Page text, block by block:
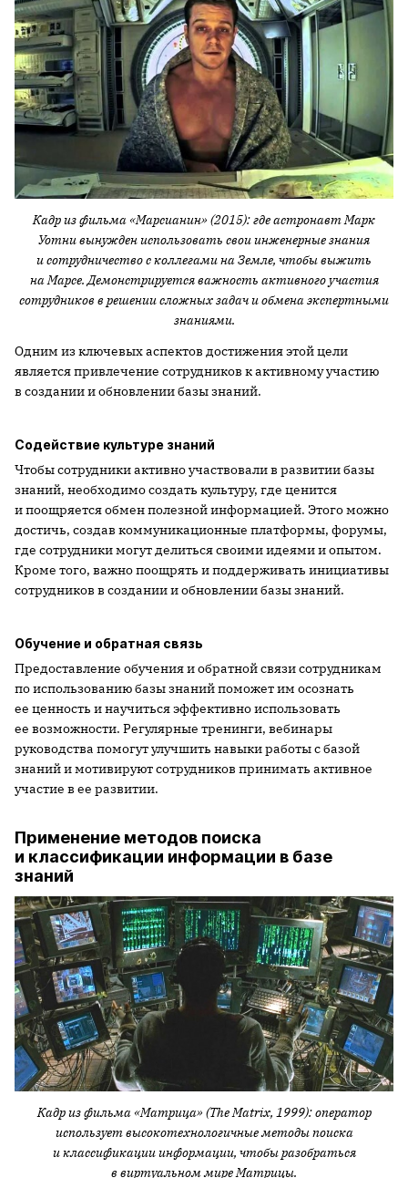
Кадр из фильма «Марсианин» (2015): где астронавт Марк
Уотни вынужден использовать свои инженерные знания
и сотрудничество с коллегами на Земле, чтобы выжить
на Марсе. Демонстрируется важность активного участия
сотрудников в решении сложных задач и обмена экспертными
знаниями.
Одним из ключевых аспектов достижения этой цели
является привлечение сотрудников к активному участию
в создании и обновлении базы знаний.
Содействие культуре знаний
Чтобы сотрудники активно участвовали в развитии базы
знаний, необходимо создать культуру, где ценится
и поощряется обмен полезной информацией. Этого можно
достичь, создав коммуникационные платформы, форумы,
где сотрудники могут делиться своими идеями и опытом.
Кроме того, важно поощрять и поддерживать инициативы
сотрудников в создании и обновлении базы знаний.
Обучение и обратная связь
Предоставление обучения и обратной связи сотрудникам
по использованию базы знаний поможет им осознать
ее ценность и научиться эффективно использовать
ее возможности. Регулярные тренинги, вебинары
руководства помогут улучшить навыки работы с базой
знаний и мотивируют сотрудников принимать активное
участие в ее развитии.
Применение методов поиска
и классификации информации в базе
знаний
Кадр из фильма «Матрица» (The Matrix, 1999): оператор
использует высокотехнологичные методы поиска
и классификации информации, чтобы разобраться
в виртуальном мире Матрицы.